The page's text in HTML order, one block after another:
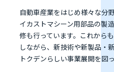
自動車産業をはじめ様々な分
イカストマシーン用部品の製
修も行っています。これから
しながら、新技術や新製品・
トクデンらしい事業展開を図